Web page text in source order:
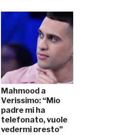
Mahmood a
Verissimo: “Mio
padre mi ha
telefonato, vuole
vedermi presto”